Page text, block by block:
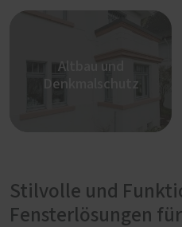
Altbau und
Denkmalschutz
Stilvolle und
Fensterlösungen